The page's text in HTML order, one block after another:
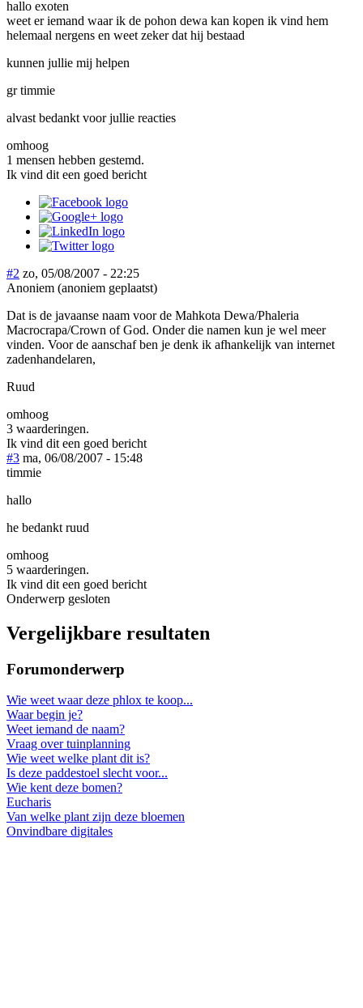
hallo exoten
weet er iemand waar ik de pohon dewa kan kopen ik vind hem
helemaal nergens en weet zeker dat hij bestaad
kunnen jullie mij helpen
gr timmie
alvast bedankt voor jullie reacties
omhoog
1 mensen hebben gestemd.
Ik vind dit een goed bericht
#2 zo, 05/08/2007 - 22:25
Anoniem (anoniem geplaatst)
Dat is de javaanse naam voor de Mahkota Dewa/Phaleria
Macrocrapa/Crown of God. Onder die namen kun je wel meer
vinden. Voor de aanschaf ben je denk ik afhankelijk van internet
zadenhandelaren,
Ruud
omhoog
3 waarderingen.
Ik vind dit een goed bericht
#3 ma, 06/08/2007 - 15:48
timmie
hallo
he bedankt ruud
omhoog
5 waarderingen.
Ik vind dit een goed bericht
Onderwerp gesloten
Vergelijkbare resultaten
Forumonderwerp
Wie weet waar deze phlox te koop...
Waar begin je?
Weet iemand de naam?
Vraag over tuinplanning
Wie weet welke plant dit is?
Is deze paddestoel slecht voor...
Wie kent deze bomen?
Eucharis
Van welke plant zijn deze bloemen
Onvindbare digitales